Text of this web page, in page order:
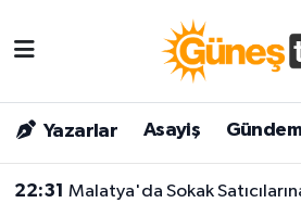
Yazarlar Asayiş
22:31 Malatya'da Sokak Satıcılarına Ağır Darbe:
Bilim & Teknoloji
Dünya
Malatya Nöbetçi Eczaneler
Malatya Hava Durumu
Malatya Namaz Vakitleri